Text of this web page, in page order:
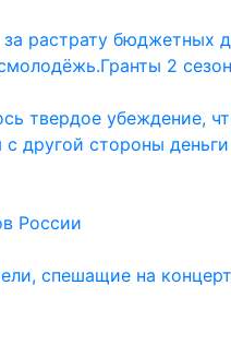
растрату бюджетных
2
твердое убеждение,
другой стороны деньги
России
спешащие на